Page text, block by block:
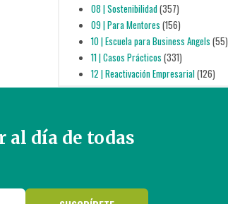
08 | Sostenibilidad(357)
09 | Para Mentores (156)
10 | Escuela para Business Angels (55)
11 | Casos Prácticos (331)
12 | Reactivación Empresarial(126)
al día de todas